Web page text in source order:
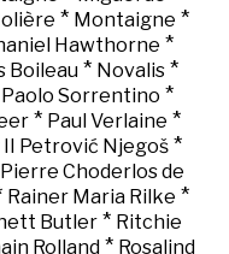
* Montaigne *
Hawthorne *
Boileau * Novalis *
Paolo Sorrentino *
* Paul Verlaine *
II Petrović Njegoš *
Pierre Choderlos de
Rainer Maria Rilke *
Butler* Ritchie
Rolland* Rosalind